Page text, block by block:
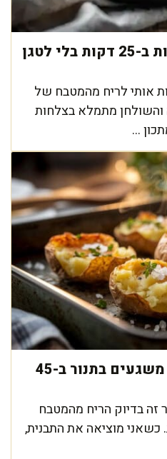
לביבות זוקיני משגעות ב-25 דקות בלי לטגן
אותי לריח מהמטבח של
מתמלא בצלחות
...
תפוחי אדמה דרוסים משגעים בתנור ב-45
זה בדיוק הריח מהמטבח
מוציאה את התבנית,